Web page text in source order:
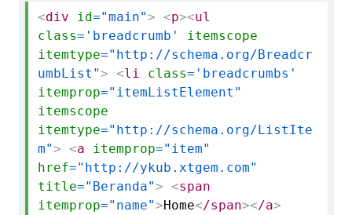
<div id="main"> <p><ul
class='breadcrumb'
itemscope
itemtype="http://schema.org/Breadcr
umbList"> <li class='breadcrumbs'
itemprop="itemListElement"
itemscope
itemtype="http://schema.org/ListIte
m"> <a itemprop="item"
href="http://ykub.xtgem.com"
title="Beranda"> <span
itemprop="name">Home</span></a>